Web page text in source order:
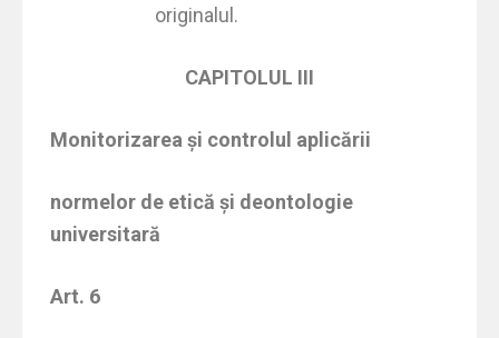
originalul.
CAPITOLUL III
Monitorizarea şi controlul aplicării
normelor de etică şi deontologie
universitară
Art. 6